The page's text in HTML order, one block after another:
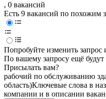
, 0 вакансий
Есть 9 вакансий по похожим
Попробуйте изменить
По вашему запросу ещё будут
Присылать вам?
рабочий по обслуживанию
область)Ключевые слова в
компании и в описании